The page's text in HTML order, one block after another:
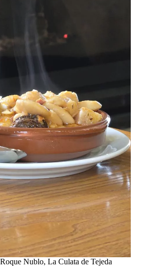
Nublo, La Culata de Tejeda